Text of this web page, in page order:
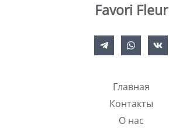
Favori Fleur
Главная
Контакты
О нас